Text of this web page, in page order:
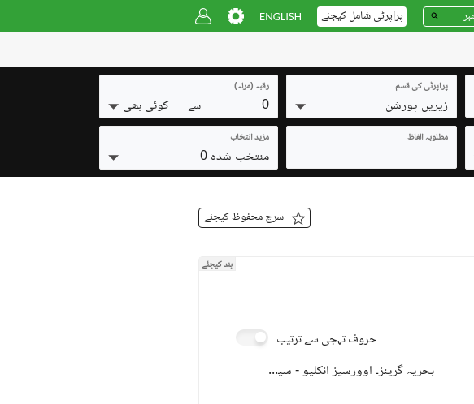
پراپرٹی شامل کیجئے
پراپرٹی کی قسم
زیریں پورشن
رقبہ (مرلہ)
0 سے کوئی بھی
مطلوبہ الفاظ مزید انتخاب
منتخب شدہ 0
سرچ محفوظ کیجئے
بند کیجئے
حروف تہجی سے ترتیب
بحریہ گرینز۔ اوورسیز انکلیو - سیکٹر 1